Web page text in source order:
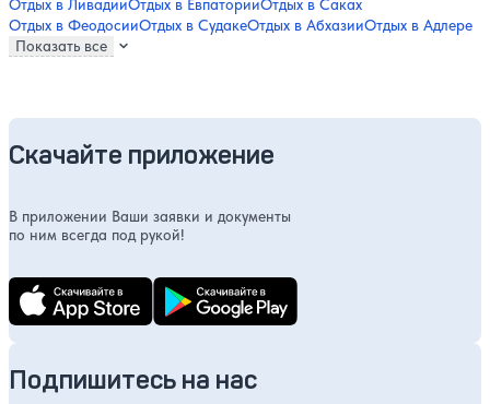
Отдых в ЛивадииОтдых в ЕвпаторииОтдых в Саках
Отдых в ФеодосииОтдых в СудакеОтдых в АбхазииОтдых в Адлере
Показать все
Скачайте приложение
В приложении Ваши заявки и документы
по ним всегда под рукой!
Подпишитесь на нас